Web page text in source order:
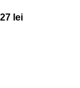
27 lei